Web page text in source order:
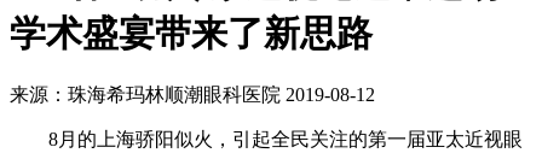
学术盛宴带来了新思路
来源：珠海希玛林顺潮眼科医院 2019-08-12
8月的上海骄阳似火，引起全民关注的第一届亚太近视眼